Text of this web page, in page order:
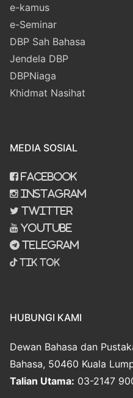
e-kamus
e-Seminar
DBP Sah Bahasa
Jendela DBP
DBPNiaga
Khidmat Nasihat
MEDIA SOSIAL
Facebook
Instagram
Twitter
Youtube
Telegram
Tik Tok
HUBUNGI KAMI
Dewan Bahasa dan
Bahasa, 50460 Kuala
Talian Utama: 03-2147